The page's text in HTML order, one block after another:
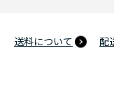
送料について 配